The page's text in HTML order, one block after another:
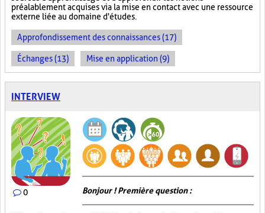
préalablement acquises via la mise en contact avec une ressource
externe liée au domaine d'études.
Approfondissement des connaissances (17)
Échanges (13) Mise en application (9)
INTERVIEW
0 Bonjour ! Première question :